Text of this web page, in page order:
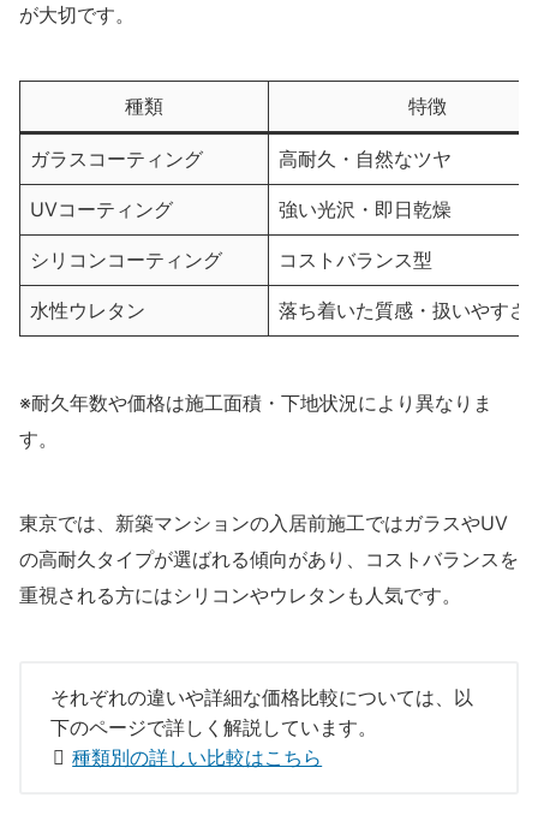
が大切です。
種類 特徴
ガラスコーティング 高耐久・自然なツヤ
UVコーティング 強い光沢・即日乾燥
シリコンコーティング コストバランス型
水性ウレタン 落ち着いた質感・扱いやすさ
※耐久年数や価格は施工面積・下地状況により異なりま
す。
東京では、新築マンションの入居前施工ではガラスやUV
の高耐久タイプが選ばれる傾向があり、コストバランスを
重視される方にはシリコンやウレタンも人気です。
それぞれの違いや詳細な価格比較については、以
下のページで詳しく解説しています。
種類別の詳しい比較はこちら